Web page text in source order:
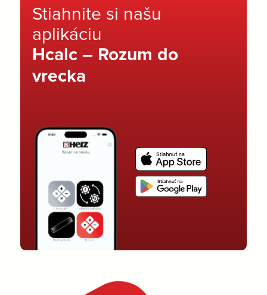
Stiahnite si našu
aplikáciu
Hcalc – Rozum do
vrecka